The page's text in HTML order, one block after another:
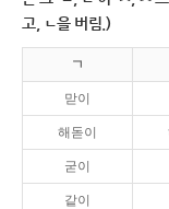
고, ㄴ을 버림.)
ㄱ
맏이
해돋이
굳이
같이